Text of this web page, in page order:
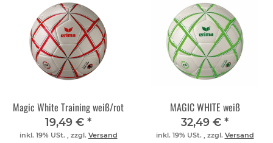
Magic White Training weiß/rot
19,49 € *
inkl. 19% USt. , zzgl. Versand
MAGIC WHITE weiß
32,49 € *
inkl. 19% USt. , zzgl. Versand